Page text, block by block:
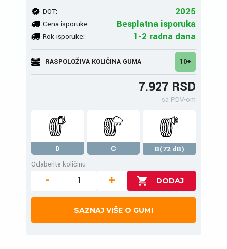
DOT: 2025
Cena isporuke: Besplatna isporuka
Rok isporuke: 1-2 radna dana
RASPOLOŽIVA KOLIČINA GUMA 10+
7.927 RSD
sa PDV-om
D C
B(72 dB)
Odaberite količinu
- +
SAZNAJ VIŠE O GUMI